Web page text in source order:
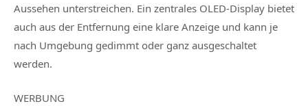
Aussehen unterstreichen. Ein zentrales OLED-Display bietet
auch aus der Entfernung eine klare Anzeige und kann je
nach Umgebung gedimmt oder ganz ausgeschaltet
werden.
WERBUNG